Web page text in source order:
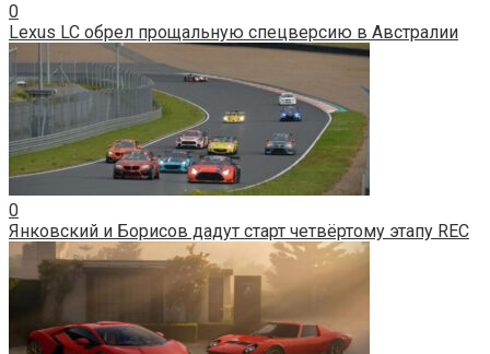
0
Lexus LC обрел прощальную спецверсию в Австралии
0
Янковский и Борисов дадут старт четвёртому этапу REC